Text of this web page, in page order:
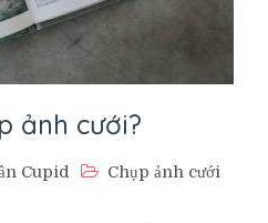
ảnh cưới?
Cupid
Chụp ảnh cưới